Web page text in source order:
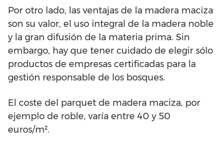
Por otro lado, las ventajas de la madera maciza
son su valor, el uso integral de la madera noble
y la gran difusión de la materia prima. Sin
embargo, hay que tener cuidado de elegir sólo
productos de empresas certificadas para la
gestión responsable de los bosques.
El coste del parquet de madera maciza, por
ejemplo de roble, varía entre 40 y 50
euros/m².